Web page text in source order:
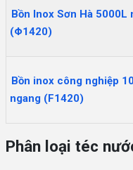
Bồn Inox Sơn Hà 5000L
(Φ1420)
Bồn inox công nghiệp
ngang (F1420)
Phân loại téc